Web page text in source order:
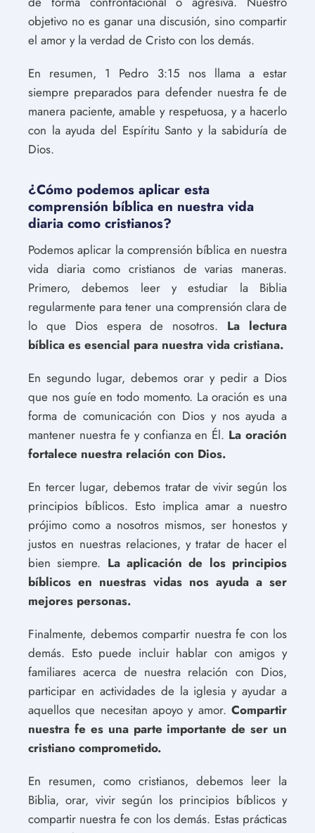
objetivo no es ganar una discusión, sino compartir
el amor y la verdad de Cristo con los demás.
En resumen, 1 Pedro 3:15 nos llama a estar
siempre preparados para defender nuestra fe de
manera paciente, amable y respetuosa, y a hacerlo
con la ayuda del Espíritu Santo y la sabiduría de
Dios.
¿Cómo podemos aplicar esta
comprensión bíblica en nuestra vida
diaria como cristianos?
Podemos aplicar la comprensión bíblica en nuestra
vida diaria como cristianos de varias maneras.
Primero, debemos leer y estudiar la Biblia
regularmente para tener una comprensión clara de
lo que Dios espera de nosotros. La lectura
bíblica es esencial para nuestra vida cristiana.
En segundo lugar, debemos orar y pedir a Dios
que nos guíe en todo momento. La oración es una
forma de comunicación con Dios y nos ayuda a
mantener nuestra fe y confianza en Él. La oración
fortalece nuestra relación con Dios.
En tercer lugar, debemos tratar de vivir según los
principios bíblicos. Esto implica amar a nuestro
prójimo como a nosotros mismos, ser honestos y
justos en nuestras relaciones, y tratar de hacer el
bien siempre. La aplicación de los principios
bíblicos en nuestras vidas nos ayuda a ser
mejores personas.
Finalmente, debemos compartir nuestra fe con los
demás. Esto puede incluir hablar con amigos y
familiares acerca de nuestra relación con Dios,
participar en actividades de la iglesia y ayudar a
aquellos que necesitan apoyo y amor. Compartir
nuestra fe es una parte importante de ser un
cristiano comprometido.
En resumen, como cristianos, debemos leer la
Biblia, orar, vivir según los principios bíblicos y
compartir nuestra fe con los demás. Estas prácticas